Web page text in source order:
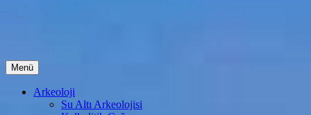
Menü İçeriğe
atla
Arkeoloji
Su Altı Arkeolojisi